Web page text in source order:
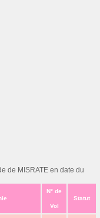
de MISRATE en date du
N° de
Vol
Statut